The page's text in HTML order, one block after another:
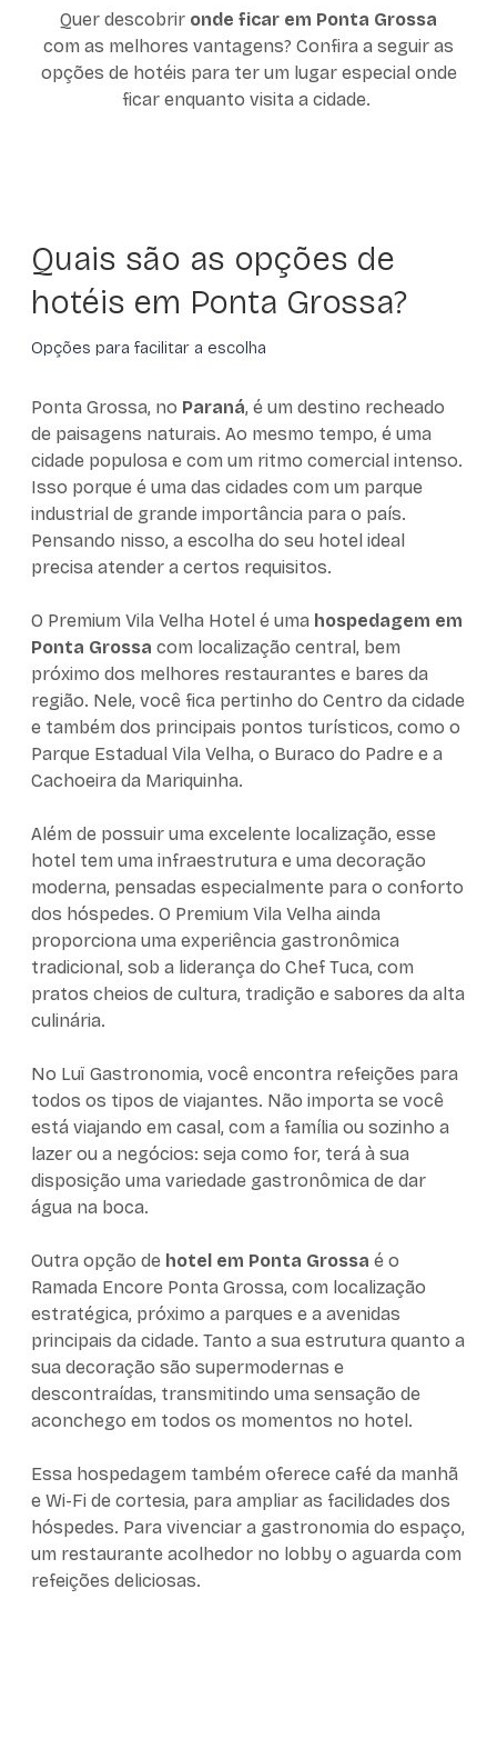
Quer descobrir onde ficar em Ponta Grossa
com as melhores vantagens? Confira a seguir as
opções de hotéis para ter um lugar especial onde
ficar enquanto visita a cidade.
Quais são as opções de
hotéis em Ponta Grossa?
Opções para facilitar a escolha
Ponta Grossa, no Paraná, é um destino recheado
de paisagens naturais. Ao mesmo tempo, é uma
cidade populosa e com um ritmo comercial intenso.
Isso porque é uma das cidades com um parque
industrial de grande importância para o país.
Pensando nisso, a escolha do seu hotel ideal
precisa atender a certos requisitos.
O Premium Vila Velha Hotel é uma hospedagem em
Ponta Grossa com localização central, bem
próximo dos melhores restaurantes e bares da
região. Nele, você fica pertinho do Centro da cidade
e também dos principais pontos turísticos, como o
Parque Estadual Vila Velha, o Buraco do Padre e a
Cachoeira da Mariquinha.
Além de possuir uma excelente localização, esse
hotel tem uma infraestrutura e uma decoração
moderna, pensadas especialmente para o conforto
dos hóspedes. O Premium Vila Velha ainda
proporciona uma experiência gastronômica
tradicional, sob a liderança do Chef Tuca, com
pratos cheios de cultura, tradição e sabores da alta
culinária.
No Luï Gastronomia, você encontra refeições para
todos os tipos de viajantes. Não importa se você
está viajando em casal, com a família ou sozinho a
lazer ou a negócios: seja como for, terá à sua
disposição uma variedade gastronômica de dar
água na boca.
Outra opção de hotel em Ponta Grossa é o
Ramada Encore Ponta Grossa, com localização
estratégica, próximo a parques e a avenidas
principais da cidade. Tanto a sua estrutura quanto a
sua decoração são supermodernas e
descontraídas, transmitindo uma sensação de
aconchego em todos os momentos no hotel.
Essa hospedagem também oferece café da manhã
e Wi-Fi de cortesia, para ampliar as facilidades dos
hóspedes. Para vivenciar a gastronomia do espaço,
um restaurante acolhedor no lobby o aguarda com
refeições deliciosas.